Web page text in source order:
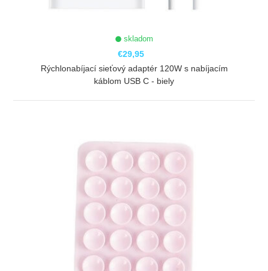
skladom
€29,95
Rýchlonabíjací sieťový adaptér 120W s nabíjacím
káblom USB C - biely